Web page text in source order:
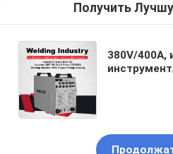
Получить
380V/400A,